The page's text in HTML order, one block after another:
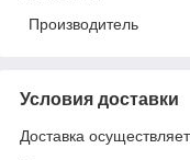
Производитель
Условия доставки
Доставка